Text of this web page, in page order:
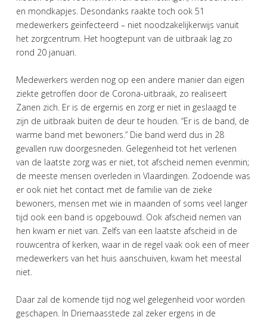
en mondkapjes. Desondanks raakte toch ook 51
medewerkers geïnfecteerd – niet noodzakelijkerwijs vanuit
het zorgcentrum. Het hoogtepunt van de uitbraak lag zo
rond 20 januari.
Medewerkers werden nog op een andere manier dan eigen
ziekte getroffen door de Corona-uitbraak, zo realiseert
Zanen zich. Er is de ergernis en zorg er niet in geslaagd te
zijn de uitbraak buiten de deur te houden. “Er is de band, de
warme band met bewoners.” Die band werd dus in 28
gevallen ruw doorgesneden. Gelegenheid tot het verlenen
van de laatste zorg was er niet, tot afscheid nemen evenmin;
de meeste mensen overleden in Vlaardingen. Zodoende was
er ook niet het contact met de familie van de zieke
bewoners, mensen met wie in maanden of soms veel langer
tijd ook een band is opgebouwd. Ook afscheid nemen van
hen kwam er niet van. Zelfs van een laatste afscheid in de
rouwcentra of kerken, waar in de regel vaak ook een of meer
medewerkers van het huis aanschuiven, kwam het meestal
niet.
Daar zal de komende tijd nog wel gelegenheid voor worden
geschapen. In Driemaasstede zal zeker ergens in de